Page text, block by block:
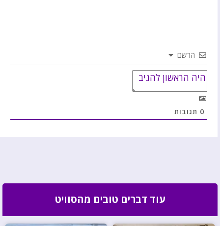
הרשם
0 תגובות
עוד דברים טובים מהסוויט